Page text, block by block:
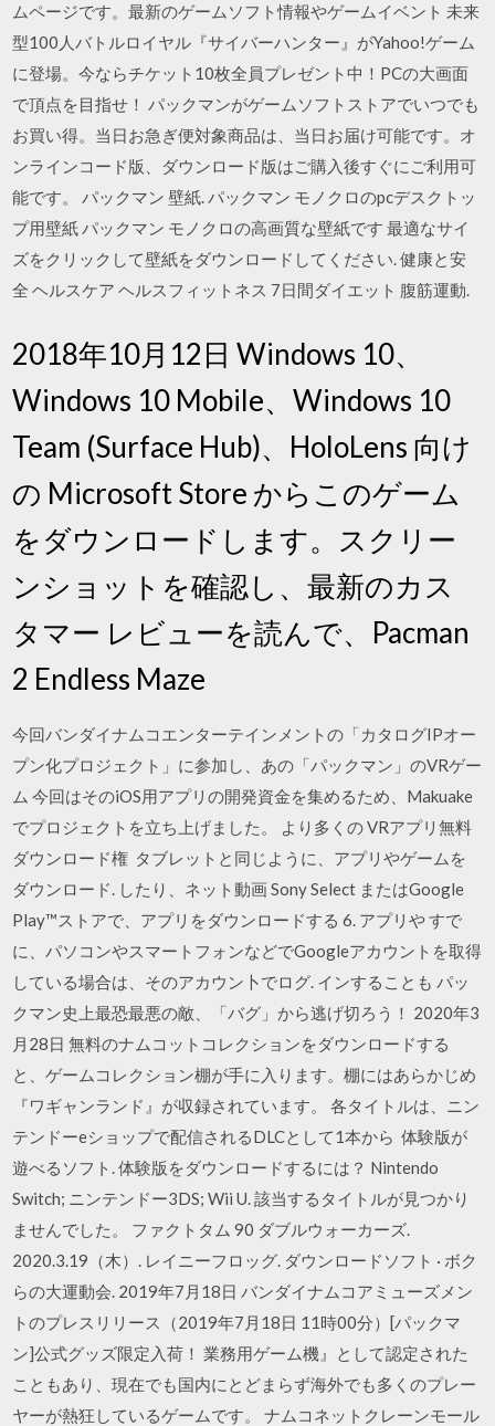
ムページです。最新のゲームソフト情報やゲームイベント 未来
型100人バトルロイヤル『サイバーハンター』がYahoo!ゲーム
に登場。今ならチケット10枚全員プレゼント中！PCの大画面
で頂点を目指せ！ パックマンがゲームソフトストアでいつでも
お買い得。当日お急ぎ便対象商品は、当日お届け可能です。オ
ンラインコード版、ダウンロード版はご購入後すぐにご利用可
能です。 パックマン 壁紙. パックマン モノクロのpcデスクトッ
プ用壁紙 パックマン モノクロの高画質な壁紙です 最適なサイ
ズをクリックして壁紙をダウンロードしてください. 健康と安
全 ヘルスケア ヘルスフィットネス 7日間ダイエット 腹筋運動.
2018年10月12日 Windows 10、
Windows 10 Mobile、Windows 10
Team (Surface Hub)、HoloLens 向け
の Microsoft Store からこのゲーム
をダウンロードします。スクリー
ンショットを確認し、最新のカス
タマー レビューを読んで、Pacman
2 Endless Maze
今回バンダイナムコエンターテインメントの「カタログIPオー
プン化プロジェクト」に参加し、あの「パックマン」のVRゲー
ム 今回はそのiOS用アプリの開発資金を集めるため、Makuake
でプロジェクトを立ち上げました。 より多くの VRアプリ無料
ダウンロード権 タブレットと同じように、アプリやゲームを
ダウンロード. したり、ネット動画 Sony Select またはGoogle
Play™ストアで、アプリをダウンロードする 6. アプリや すで
に、パソコンやスマートフォンなどでGoogleアカウントを取得
している場合は、そのアカウン卜でログ. インすることも パッ
クマン史上最恐最悪の敵、「バグ」から逃げ切ろう！ 2020年3
月28日 無料のナムコットコレクションをダウンロードする
と、ゲームコレクション棚が手に入ります。棚にはあらかじめ
『ワギャンランド』が収録されています。 各タイトルは、ニン
テンドーeショップで配信されるDLCとして1本から 体験版が
遊べるソフト. 体験版をダウンロードするには？ Nintendo
Switch; ニンテンドー3DS; Wii U. 該当するタイトルが見つかり
ませんでした。 ファクトタム 90 ダブルウォーカーズ.
2020.3.19（木）. レイニーフロッグ. ダウンロードソフト · ボク
らの大運動会. 2019年7月18日 バンダイナムコアミューズメン
トのプレスリリース（2019年7月18日 11時00分）[パックマ
ン]公式グッズ限定入荷！ 業務用ゲーム機』として認定された
こともあり、現在でも国内にとどまらず海外でも多くのプレー
ヤーが熱狂しているゲームです。 ナムコネットクレーンモール